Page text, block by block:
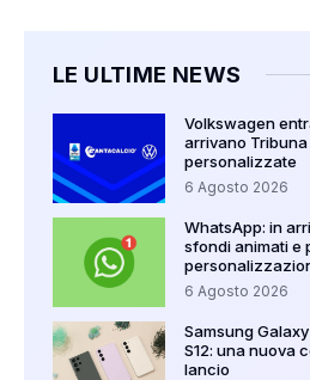
LE ULTIME NEWS
Volkswagen
arrivano Tribuna
personalizzate
6 Agosto 2026
WhatsApp: in
sfondi animati e
6 Agosto 2026
Samsung
S12: una nuova
lancio